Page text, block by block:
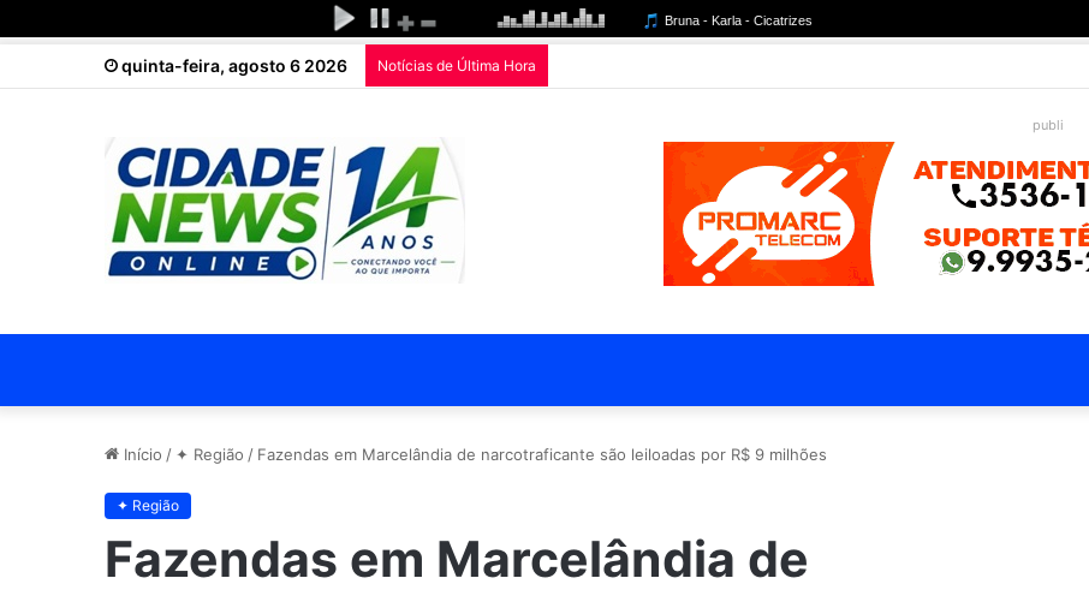
quinta-feira, agosto 6 2026 Notícias de Última Hora
publi
Início / ✦ Região / Fazendas em Marcelândia de narcotraficante são leiloadas por R$ 9 milhões
✦ Região
Fazendas em Marcelândia de